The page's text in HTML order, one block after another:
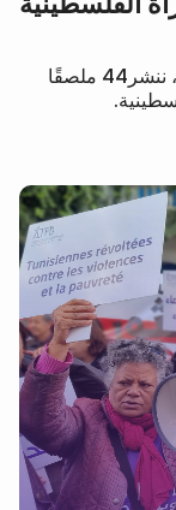
من أجل الوقف الفوري للإبادة الجماعية بغزة، ننشر44 ملصقًا